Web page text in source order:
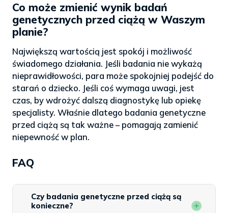
Co może zmienić wynik badań
genetycznych przed ciążą w Waszym
planie?
Największą wartością jest spokój i możliwość
świadomego działania. Jeśli badania nie wykażą
nieprawidłowości, para może spokojniej podejść do
starań o dziecko. Jeśli coś wymaga uwagi, jest
czas, by wdrożyć dalszą diagnostykę lub opiekę
specjalisty. Właśnie dlatego badania genetyczne
przed ciążą są tak ważne – pomagają zamienić
niepewność w plan.
FAQ
Czy badania genetyczne przed ciążą są
konieczne?